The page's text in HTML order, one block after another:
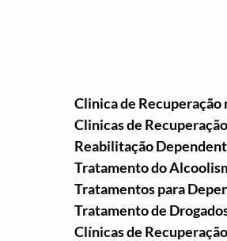
Clinica de Recuperação
Clinicas de
Reabilitação
Tratamento do
Tratamentos para
Tratamento de
Clínicas de